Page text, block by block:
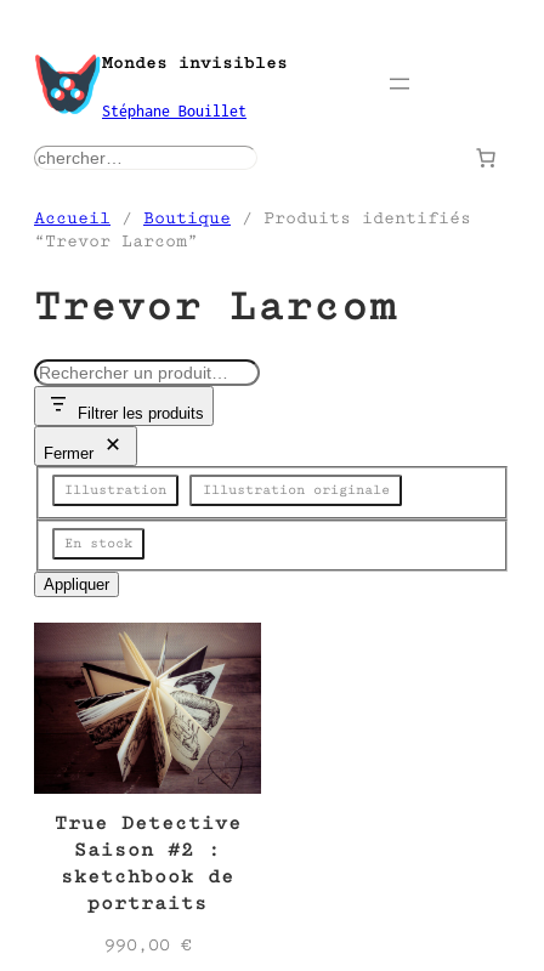
contenu
Mondes invisibles
Stéphane Bouillet
rechercher
Accueil / Boutique / Produits identifiés
“Trevor Larcom”
Trevor Larcom
R
e
e
Filtrer les produits
Fermer
Catégorie
Illustration Illustration originale
État
En stock
Appliquer
True Detective
Saison #2 :
sketchbook de
portraits
990,00 €